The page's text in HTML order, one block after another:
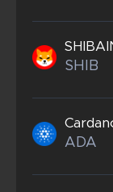
SHIB
ADA